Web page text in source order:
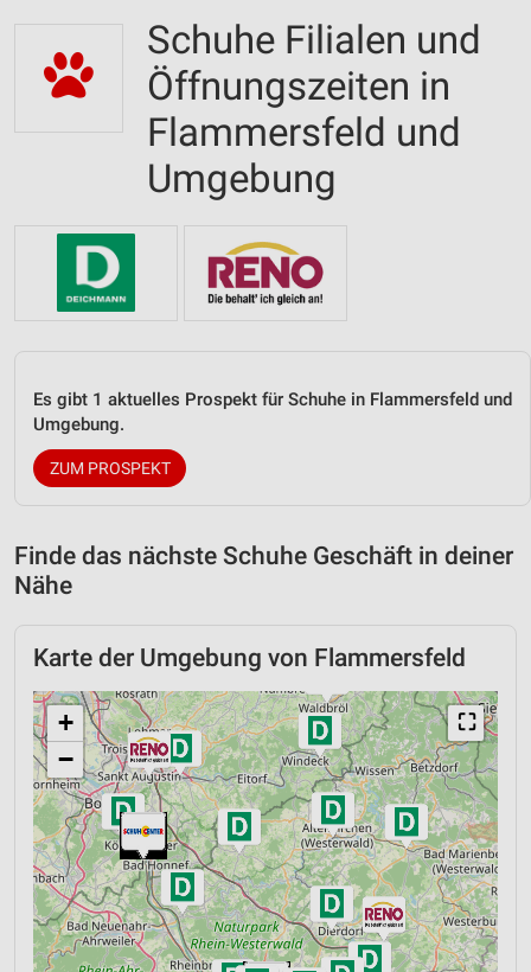
Schuhe Filialen und
Öffnungszeiten in
Flammersfeld und
Umgebung
Es gibt 1 aktuelles Prospekt für Schuhe in Flammersfeld und
Umgebung.
ZUM PROSPEKT
Finde das nächste Schuhe Geschäft in deiner
Nähe
Karte der Umgebung von Flammersfeld
⛶
+
−